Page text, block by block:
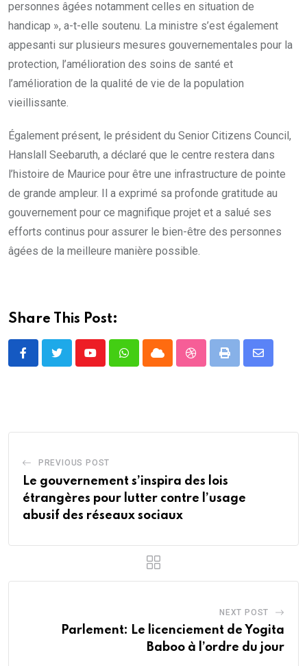
personnes âgées notamment celles en situation de
handicap », a-t-elle soutenu. La ministre s’est également
appesanti sur plusieurs mesures gouvernementales pour la
protection, l’amélioration des soins de santé et
l’amélioration de la qualité de vie de la population
vieillissante.
Également présent, le président du Senior Citizens Council,
Hanslall Seebaruth, a déclaré que le centre restera dans
l’histoire de Maurice pour être une infrastructure de pointe
de grande ampleur. Il a exprimé sa profonde gratitude au
gouvernement pour ce magnifique projet et a salué ses
efforts continus pour assurer le bien-être des personnes
âgées de la meilleure manière possible.
Share This Post:
YoutubeWhatsappCloud StumbleUpon
Print
Share
PREVIOUS POST
Le gouvernement s’inspira des lois
étrangères pour lutter contre l’usage
abusif des réseaux sociaux
NEXT POST
Parlement: Le licenciement de Yogita
Baboo à l’ordre du jour